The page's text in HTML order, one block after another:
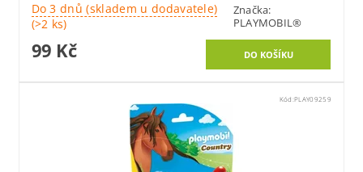
Do 3 dnů (skladem u dodavatele)
(>2 ks)
Značka:
PLAYMOBIL®
99 Kč
Kód:PLAY09259